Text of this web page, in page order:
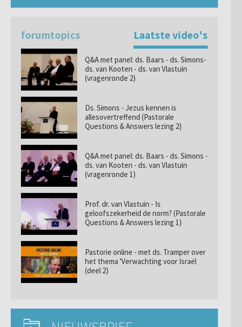
forumtopics Laatste video's
Q&A met panel: ds. Baars - ds. Simons-
ds. van Kooten - ds. van Vlastuin
(vragenronde 2)
Ds. Simons - Jezus kennen is
allesovertreffend (Pastorale
Questions & Answers lezing 2)
Q&A met panel: ds. Baars - ds. Simons -
ds. van Kooten - ds. van Vlastuin
(vragenronde 1)
Prof. dr. van Vlastuin - Is
geloofszekerheid de norm? (Pastorale
Questions & Answers lezing 1)
Pastorie online - met ds. Tramper over
het thema 'Verwachting voor Israël
(deel 2)